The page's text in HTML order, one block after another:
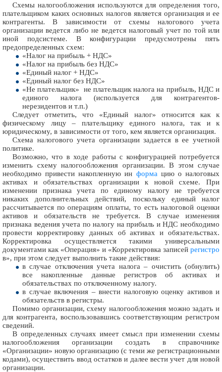
Схемы налогообложения используются для определения того,
плательщиком каких основных налогов является организация и ее
контрагенты. В зависимости от схемы налогового учета
организации ведется либо не ведется налоговый учет по той или
иной подсистеме. В конфигурации предусмотрены пять
предопределенных схем:
«Налог на прибыль + НДС»
«Налог на прибыль без НДС»
«Единый налог + НДС»
«Единый налог без НДС»
«Не плательщик» ­ не плательщик налога на прибыль, НДС и
единого налога (используется для контрагентов­
нерезидентов и т.п.)
Следует отметить, что «Единый налог» относится как к
физическому лицу – плательщику единого налога, так и к
юридическому, в зависимости от того, кем является организация.
Схема налогового учета организации задается в ее учетной
политике.
Возможно, что в ходе работы с конфигурацией потребуется
изменить схему налогообложения организации. В этом случае
необходимо привести накопленную ин форма цию о налоговых
активах и обязательствах организации к новой схеме. При
изменении признака учета по единому налогу не требуется
никаких дополнительных действий, поскольку единый налог
рассчитывается по операциям оплаты, то есть налоговой оценки
активов и обязательств не требуется. В случае изменения
признака ведения учета по налогу на прибыль и НДС необходимо
провести корректировку данных об активах и обязательствах.
Корректировка осуществляется такими универсальными
документами как «Операция» и «Корректировка записей регистро
в», при этом следует выполнить такие действия:
в случае отключения учета налога – очистить (обнулить)
все накопленные данные регистров об активах и
обязательствах по отключенному налогу.
в случае включения – внести налоговую оценку активов и
обязательств в регистры.
Помимо организации, схему налогообложения можно задать и
для контрагента, воспользовавшись соответствующим регистром
сведений.
В определенных случаях имеет смысл при изменении схемы
налогообложения организации создать в справочнике
«Организации» новую организацию (с теми же регистрационными
кодами), осуществить ввод остатков и далее вести учет для новой
организации.